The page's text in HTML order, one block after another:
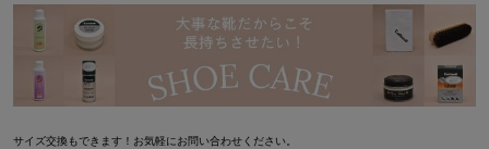
サイズ交換もできます！お気軽にお問い合わせください。